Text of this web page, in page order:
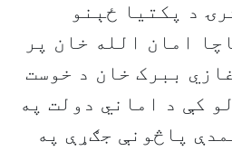
د پکتیا ځېنو
امان الله خان پر
ببرک خان د خوست
کې د اماني دولت په
پاڅونې جګړې په